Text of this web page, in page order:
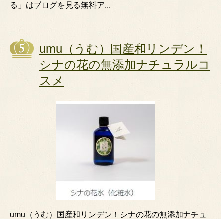
る」はブログを見る無料ア...
umu（うむ）国産和リンデン！
シナの花の無添加ナチュラルコ
スメ
umu（うむ）国産和リンデン！シナの花の無添加ナチュ